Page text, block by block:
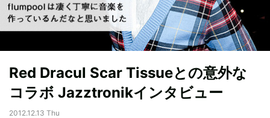
Red Dracul Scar Tissueとの意外な
コラボ Jazztronikインタビュー
2012.12.13 Thu